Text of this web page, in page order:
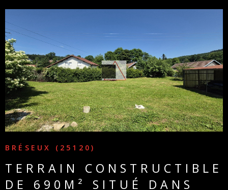
BRÉSEUX (25120)
TERRAIN CONSTRUCTIBLE
DE 690M² SITUÉ DANS
VOIR LE BIEN